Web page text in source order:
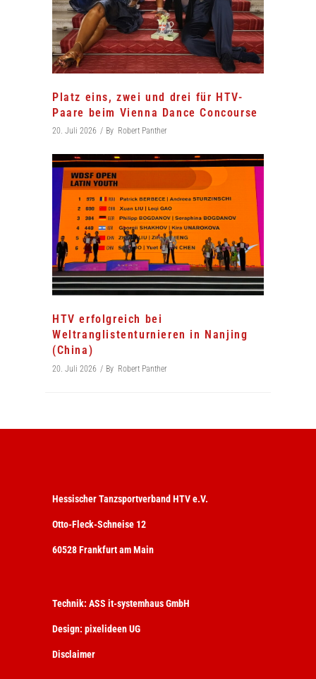
Platz eins, zwei und drei für HTV-
Paare beim Vienna Dance Concourse
20. Juli 2026 By Robert Panther
HTV erfolgreich bei
Weltranglistenturnieren in Nanjing
(China)
20. Juli 2026 By Robert Panther
Hessischer Tanzsportverband HTV e.V.
Otto-Fleck-Schneise 12
60528 Frankfurt am Main
Technik: ASS it-systemhaus GmbH
Design: pixelideen UG
Disclaimer